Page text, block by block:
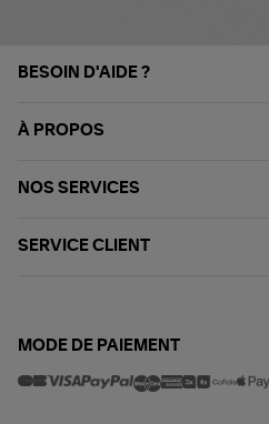
BESOIN D'AIDE ?
À PROPOS
NOS SERVICES
SERVICE CLIENT
MODE DE PAIEMENT